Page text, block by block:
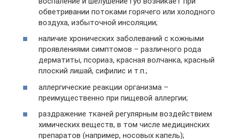
обветривании потоками горячего или холодного
воздуха, избыточной инсоляции;
наличие хронических заболеваний с кожными
проявлениями симптомов – различного рода
дерматиты, псориаз, красная волчанка, красный
плоский лишай, сифилис и т.п.;
аллергические реакции организма –
преимущественно при пищевой аллергии;
раздражение тканей регулярным воздействием
химических веществ, в том числе медицинских
препаратов (например, носовых капель);